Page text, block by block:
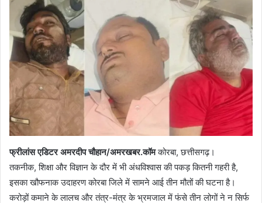
फ्रीलांस एडिटर अमरदीप चौहान/अमरखबर.कॉमकोरबा, छत्तीसगढ़।
तकनीक, शिक्षा और विज्ञान के दौर में भी अंधविश्वास की पकड़ कितनी गहरी है,
इसका खौफनाक उदाहरण कोरबा जिले में सामने आई तीन मौतों की घटना है।
करोड़ों कमाने के लालच और तंत्र-मंत्र के भ्रमजाल में फंसे तीन लोगों ने न सिर्फ